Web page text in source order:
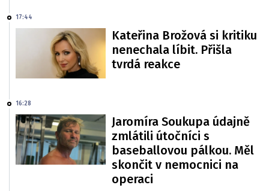
17:44
Kateřina Brožová si kritiku
nenechala líbit. Přišla
tvrdá reakce
16:28
Jaromíra Soukupa údajně
zmlátili útočníci s
baseballovou pálkou. Měl
skončit v nemocnici na
operaci